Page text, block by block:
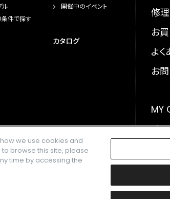
ル
条件で探す
開催中のイベント
カタログ
修理
お
よ
お
MY
メ
we use cookies and
browse this site, please
time by accessing the